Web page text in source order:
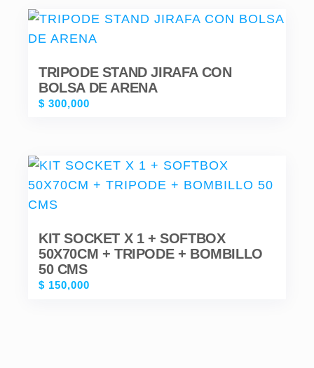
TRIPODE STAND JIRAFA CON
BOLSA DE ARENA
$ 300,000
KIT SOCKET X 1 + SOFTBOX
50X70CM + TRIPODE + BOMBILLO
50 CMS
$ 150,000